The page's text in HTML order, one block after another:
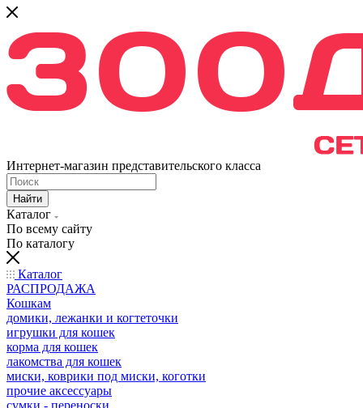
Интернет-магазин представительского класса
Найти
Каталог
По всему сайту
По каталогу
Каталог
РАСПРОДАЖА
Кошкам
домики, лежанки и когтеточки
игрушки для кошек
корма для кошек
лакомства для кошек
миски, коврики под миски, коготки
прочие аксессуары
сумки - переноски